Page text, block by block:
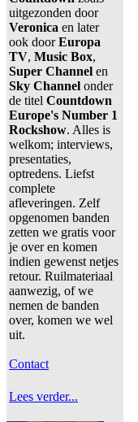
uitgezonden door
Veronica en later
ook doorEuropa
TV, Music Box,
Super Channel en
Sky Channel onder
de titel Countdown
Europe's Number 1
Rockshow. Alles is
welkom; interviews,
presentaties,
optredens. Liefst
complete
afleveringen. Zelf
opgenomen banden
zetten we gratis voor
je over en komen
indien gewenst netjes
retour. Ruilmateriaal
aanwezig, of we
nemen de banden
over, komen we wel
uit.
Contact
Lees verder...